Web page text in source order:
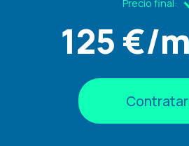
Precio final:
125
Contratar